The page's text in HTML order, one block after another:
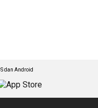
dan Android